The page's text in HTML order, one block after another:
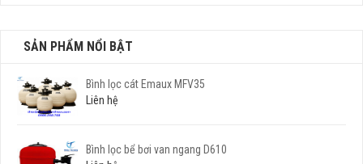
SẢN PHẨM NỔI BẬT
Bình lọc cát Emaux MFV35
Liên hệ
Bình lọc bể bơi van ngang D610